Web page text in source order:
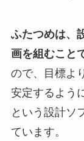
ふたつめは、
画を組むこと
ので、目標よ
安定するよう
という設計ソ
ています。